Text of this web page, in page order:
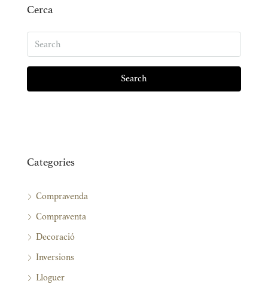
Cerca
Search
Categories
Compravenda
Compraventa
Decoració
Inversions
Lloguer